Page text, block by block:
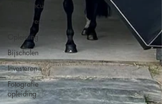
Alison Becu
Syntra west
Opleiding
Bijscholen
Investeren
Fotografie
opleiding